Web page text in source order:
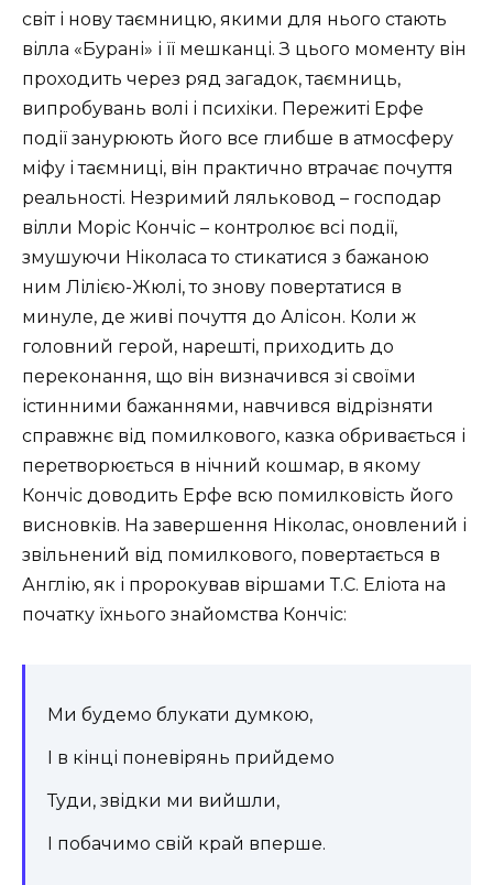
світ і нову таємницю, якими для нього стають
вілла «Бурані» і її мешканці. З цього моменту він
проходить через ряд загадок, таємниць,
випробувань волі і психіки. Пережиті Ерфе
події занурюють його все глибше в атмосферу
міфу і таємниці, він практично втрачає почуття
реальності. Незримий ляльковод – господар
вілли Моріс Кончіс – контролює всі події,
змушуючи Ніколаса то стикатися з бажаною
ним Лілією-Жюлі, то знову повертатися в
минуле, де живі почуття до Алісон. Коли ж
головний герой, нарешті, приходить до
переконання, що він визначився зі своїми
істинними бажаннями, навчився відрізняти
справжнє від помилкового, казка обривається і
перетворюється в нічний кошмар, в якому
Кончіс доводить Ерфе всю помилковість його
висновків. На завершення Ніколас, оновлений і
звільнений від помилкового, повертається в
Англію, як і пророкував віршами Т.С. Еліота на
початку їхнього знайомства Кончіс:
Ми будемо блукати думкою,
І в кінці поневірянь прийдемо
Туди, звідки ми вийшли,
І побачимо свій край вперше.